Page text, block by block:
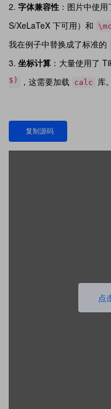
字体兼容性 ：图片中使用
S/XeLaTeX 下可用）和
我在例子中替换成了标准的
坐标计算 ：大量使用了
$) ，这需要加载 calc 库。
复制源码
点